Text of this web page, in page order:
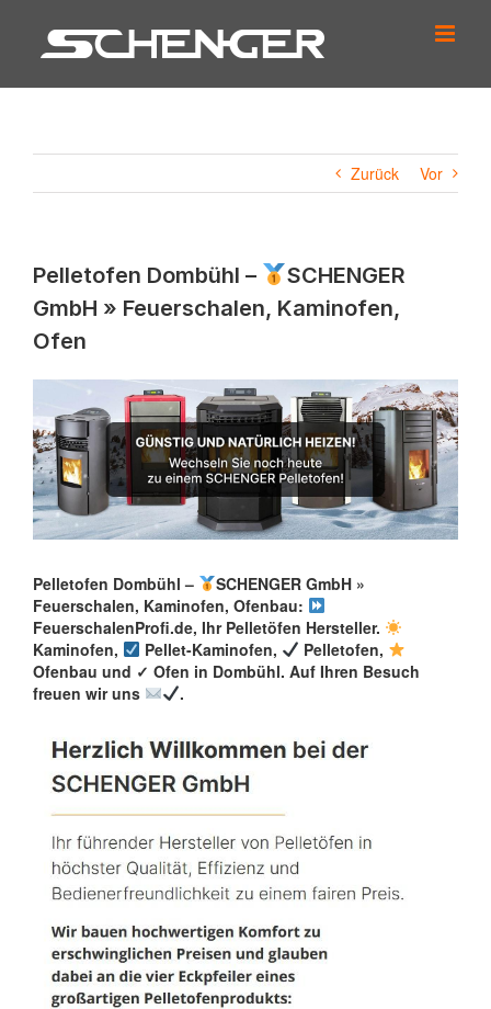
springen
Zurück Vor
Pelletofen Dombühl –
SCHENGER
GmbH » Feuerschalen, Kaminofen,
Ofen
Pelletofen Dombühl –
SCHENGER GmbH »
Feuerschalen, Kaminofen, Ofenbau:
FeuerschalenProfi.de, Ihr Pelletöfen Hersteller.
Kaminofen,
Pellet-Kaminofen,
Pelletofen,
Ofenbau und ✓ Ofen in Dombühl. Auf Ihren Besuch
freuen wir uns
.